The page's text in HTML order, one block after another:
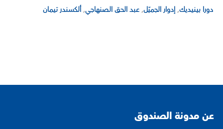
دورا بينيديك, إدوار الجميّل, عبد الحق الصنهاجي,ألكسندر تيمان
عن مدونة الصندوق